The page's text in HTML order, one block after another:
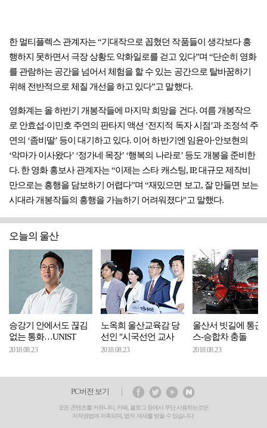
한 멀티플렉스 관계자는 “기대작으로 꼽혔던 작품들이 생각보다 흥
행하지 못하면서 극장 상황도 악화일로를 걷고 있다”며 “단순히 영화
를 관람하는 공간을 넘어서 체험을 할 수 있는 공간으로 탈바꿈하기
위해 전반적으로 체질 개선을 하고 있다”고 말했다.
영화계는 올 하반기 개봉작들에 마지막 희망을 건다. 여름 개봉작으
로 안효섭·이민호 주연의 판타지 액션 ‘전지적 독자 시점’과 조정석 주
연의 ‘좀비딸’ 등이 대기하고 있다. 이어 하반기엔 임윤아·안보현의
‘악마가 이사왔다’ ‘정가네 목장’ ‘행복의 나라로’ 등도 개봉을 준비한
다. 한 영화 홍보사 관계자는 “이제는 스타 캐스팅, IP, 대규모 제작비
만으로는 흥행을 담보하기 어렵다”며 “재밌으면 보고, 잘 만들면 보는
시대라 개봉작들의 흥행을 가늠하기 어려워졌다"고 말했다.
오늘의 울산
승강기 안에서도 끊김
없는 통화…UNIST
2018.08.23
노옥희 울산교육감 당
선인 "시국선언 교사
2018.08.23
울산서 빗길에 통근
스-승합차 충돌
2018.08.23
PC버전 보기
모든 콘텐츠를 커뮤니티, 카페, 블로그 등에서 무단 사용하는것은
저작권법에 저촉되며, 법적 제재를 받을 수 있습니다.